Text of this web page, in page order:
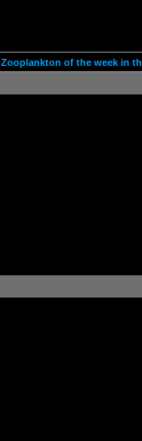
Zooplankton of the week in